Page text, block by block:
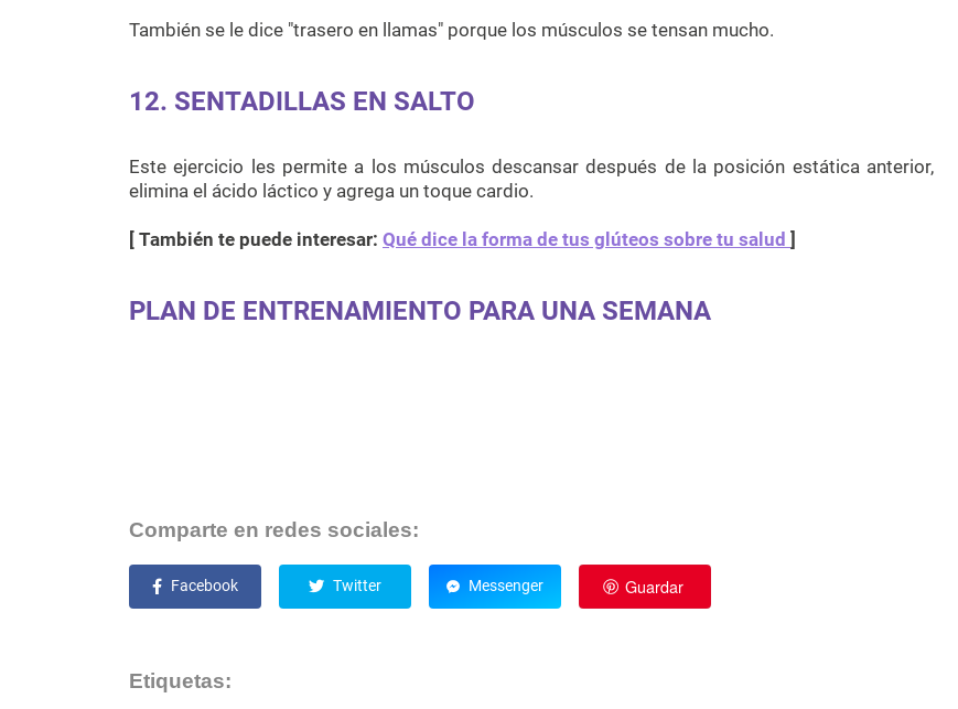
También se le dice "trasero en llamas" porque los músculos se tensan mucho.
12. SENTADILLAS EN SALTO
Este ejercicio les permite a los músculos descansar después de la posición estática anterior,
elimina el ácido láctico y agrega un toque cardio.
[ También te puede interesar: Qué dice la forma de tus glúteos sobre tu salud ]
PLAN DE ENTRENAMIENTO PARA UNA SEMANA
Comparte en redes sociales:
Facebook Twitter Messenger Guardar
Etiquetas: